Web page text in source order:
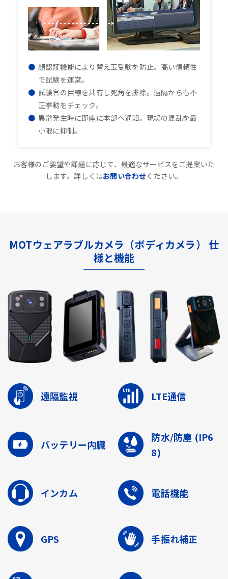
顔認証機能により替え玉受験を防止。高い信頼性
で試験を運営。
試験官の目線を共有し死角を排除。遠隔からも不
正挙動をチェック。
異常発生時に即座に本部へ通知。現場の混乱を最
小限に抑制。
お客様のご要望や課題に応じて、最適なサービスをご提案いた
します。詳しくはお問い合わせください。
MOTウェアラブルカメラ（ボディカメラ） 仕
様と機能
遠隔監視 LTE通信
バッテリー内臓
防水/防塵 (IP6
8)
インカム 電話機能
GPS 手振れ補正